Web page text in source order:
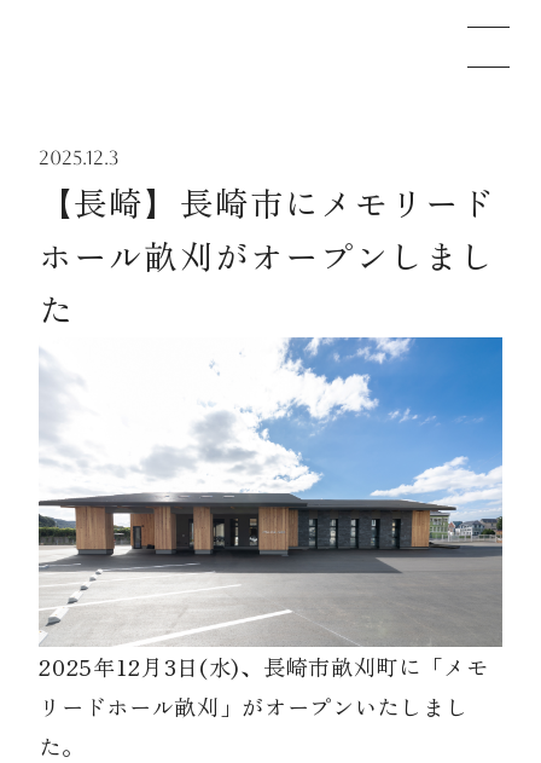
メモリードのお葬式について
葬儀の流れ
事例
施設案内
お知らせ
資料請求
お見積もり
2025.12.3
【長崎】長崎市にメモリード
ホール畝刈がオープンしまし
た
2025年12月3日(水)、長崎市畝刈町に「メモ
リードホール畝刈」がオープンいたしまし
た。